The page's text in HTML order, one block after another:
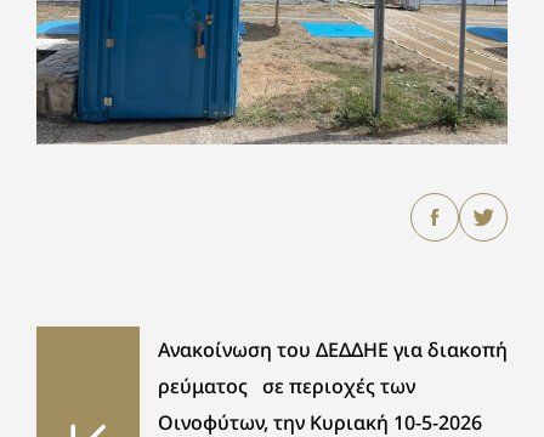
Ανακοίνωση του ΔΕΔΔΗΕ για διακοπή
ρεύματος σε περιοχές των
Οινοφύτων, την Κυριακή 10-5-2026